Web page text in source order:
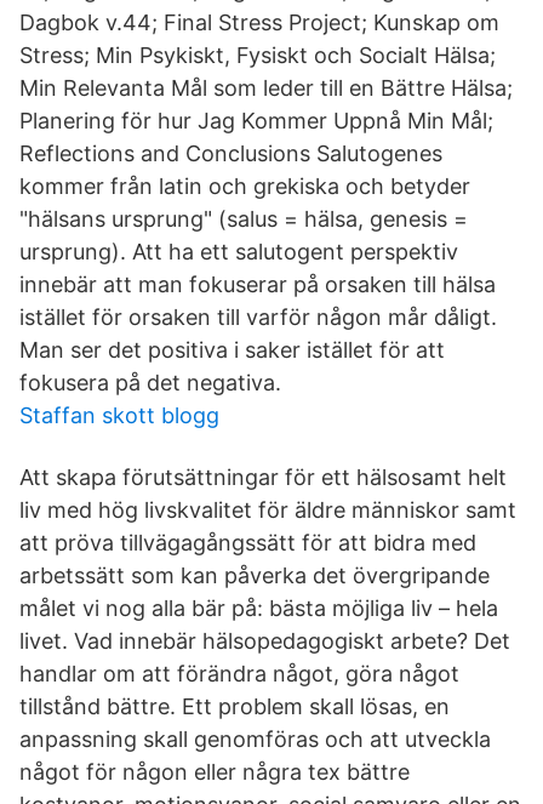
Dagbok v.44; Final Stress Project; Kunskap om
Stress; Min Psykiskt, Fysiskt och Socialt Hälsa;
Min Relevanta Mål som leder till en Bättre Hälsa;
Planering för hur Jag Kommer Uppnå Min Mål;
Reflections and Conclusions Salutogenes
kommer från latin och grekiska och betyder
"hälsans ursprung" (salus = hälsa, genesis =
ursprung). Att ha ett salutogent perspektiv
innebär att man fokuserar på orsaken till hälsa
istället för orsaken till varför någon mår dåligt.
Man ser det positiva i saker istället för att
fokusera på det negativa.
Staffan skott blogg
Att skapa förutsättningar för ett hälsosamt helt
liv med hög livskvalitet för äldre människor samt
att pröva tillvägagångssätt för att bidra med
arbetssätt som kan påverka det övergripande
målet vi nog alla bär på: bästa möjliga liv – hela
livet. Vad innebär hälsopedagogiskt arbete? Det
handlar om att förändra något, göra något
tillstånd bättre. Ett problem skall lösas, en
anpassning skall genomföras och att utveckla
något för någon eller några tex bättre